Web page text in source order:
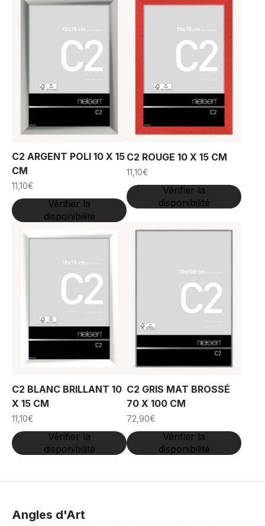
C2 ARGENT POLI 10 X 15
CM
11,10€
Vérifier la
disponibilité
C2 ROUGE 10 X 15 CM
11,10€
Vérifier la
disponibilité
C2 BLANC BRILLANT 10
X 15 CM
11,10€
Vérifier la
disponibilité
C2 GRIS MAT BROSSÉ
70 X 100 CM
72,90€
Vérifier la
disponibilité
Angles d'Art